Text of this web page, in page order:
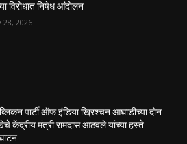
विरोधात निषेध आंदोलन
28, 2026
पार्टी ऑफ इंडिया ख्रिश्चन आघाडीच्या दोन
केंद्रीय मंत्री रामदास आठवले यांच्या हस्ते